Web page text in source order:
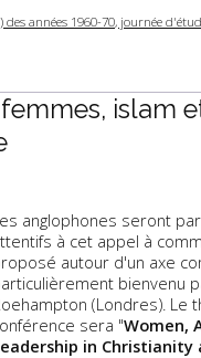
des années 1960-70, journée
islam
anglophones seront
à cet appel à
autour d'un axe
bienvenu
(Londres). Le
sera "Women,
in Christianity